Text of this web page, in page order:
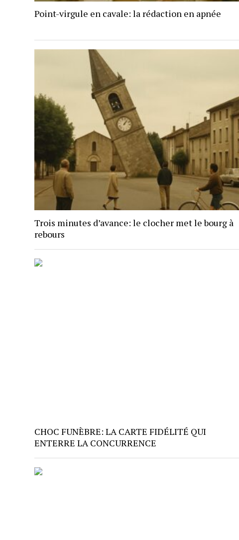
Point-virgule en cavale: la rédaction en apnée
Trois minutes d’avance: le clocher met le bourg à
rebours
CHOC FUNÈBRE: LA CARTE FIDÉLITÉ QUI
ENTERRE LA CONCURRENCE